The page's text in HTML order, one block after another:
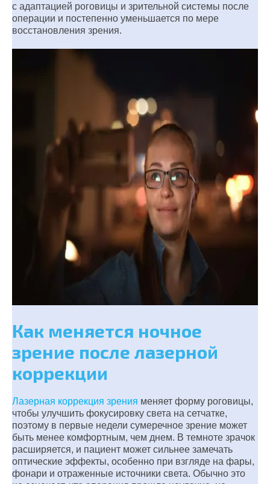
с адаптацией роговицы и зрительной системы после
операции и постепенно уменьшается по мере
восстановления зрения.
Как меняется ночное
зрение после лазерной
коррекции
Лазерная коррекция зрения меняет форму роговицы,
чтобы улучшить фокусировку света на сетчатке,
поэтому в первые недели сумеречное зрение может
быть менее комфортным, чем днем. В темноте зрачок
расширяется, и пациент может сильнее замечать
оптические эффекты, особенно при взгляде на фары,
фонари и отраженные источники света. Обычно это